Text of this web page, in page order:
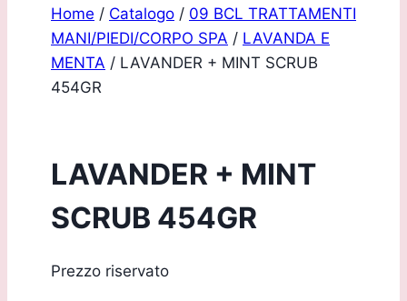
Home / Catalogo / 09 BCL TRATTAMENTI
MANI/PIEDI/CORPO SPA / LAVANDA E
MENTA / LAVANDER + MINT SCRUB
454GR
LAVANDER + MINT
SCRUB 454GR
Prezzo riservato